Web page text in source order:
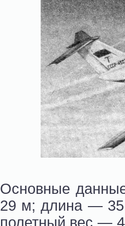
Основные
29 м; длина — 35
полетный вес —